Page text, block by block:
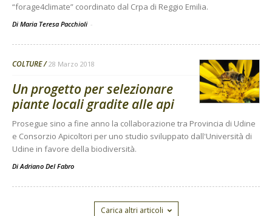
“forage4climate” coordinato dal Crpa di Reggio Emilia.
Di Maria Teresa Pacchioli -
COLTURE 28 Marzo 2018
Un progetto per selezionare
piante locali gradite alle api
Prosegue sino a fine anno la collaborazione tra Provincia di Udine
e Consorzio Apicoltori per uno studio sviluppato dall'Università di
Udine in favore della biodiversità.
Di Adriano Del Fabro
Carica altri articoli